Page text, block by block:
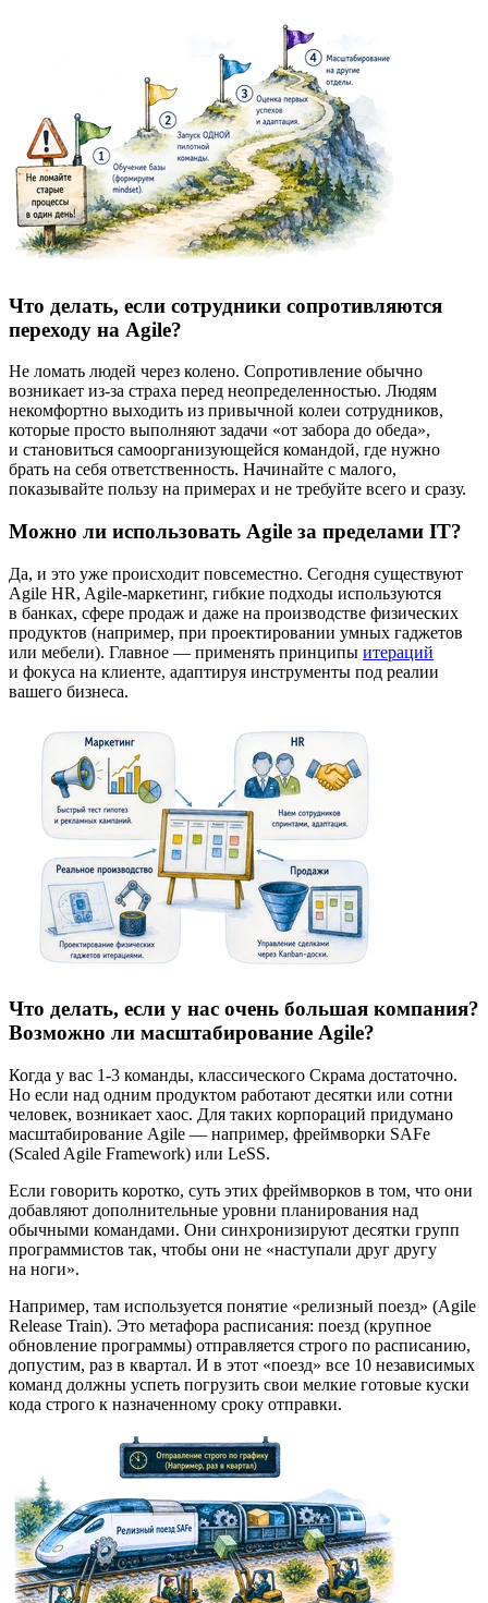
Что делать, если сотрудники сопротивляются
переходу на Agile?
Не ломать людей через колено. Сопротивление обычно
возникает из-за страха перед неопределенностью. Людям
некомфортно выходить из привычной колеи сотрудников,
которые просто выполняют задачи «от забора до обеда»,
и становиться самоорганизующейся командой, где нужно
брать на себя ответственность. Начинайте с малого,
показывайте пользу на примерах и не требуйте всего и сразу.
Можно ли использовать Agile за пределами IT?
Да, и это уже происходит повсеместно. Сегодня существуют
Agile HR, Agile-маркетинг, гибкие подходы используются
в банках, сфере продаж и даже на производстве физических
продуктов (например, при проектировании умных гаджетов
или мебели). Главное — применять принципы итераций
и фокуса на клиенте, адаптируя инструменты под реалии
вашего бизнеса.
Что делать, если у нас очень большая компания?
Возможно ли масштабирование Agile?
Когда у вас 1-3 команды, классического Скрама достаточно.
Но если над одним продуктом работают десятки или сотни
человек, возникает хаос. Для таких корпораций придумано
масштабирование Agile — например, фреймворки SAFe
(Scaled Agile Framework) или LeSS.
Если говорить коротко, суть этих фреймворков в том, что они
добавляют дополнительные уровни планирования над
обычными командами. Они синхронизируют десятки групп
программистов так, чтобы они не «наступали друг другу
на ноги».
Например, там используется понятие «релизный поезд» (Agile
Release Train). Это метафора расписания: поезд (крупное
обновление программы) отправляется строго по расписанию,
допустим, раз в квартал. И в этот «поезд» все 10 независимых
команд должны успеть погрузить свои мелкие готовые куски
кода строго к назначенному сроку отправки.